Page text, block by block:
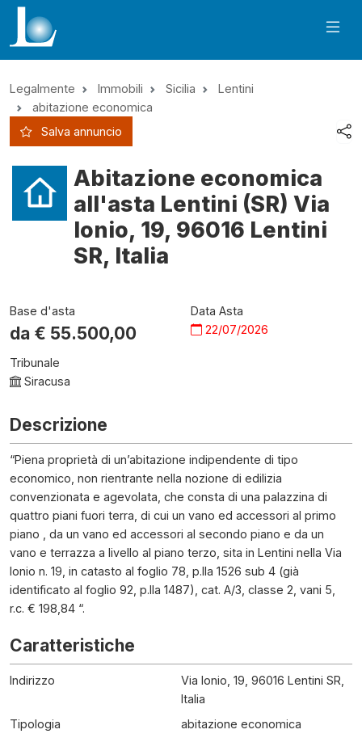
Legalmente Immobili Sicilia
Lentini
abitazione economica
Salva annuncio
Abitazione economica
all'asta Lentini (SR) Via
Ionio, 19, 96016 Lentini
SR, Italia
Base d'asta
da € 55.500,00
Data Asta
22/07/2026
Tribunale
Siracusa
Descrizione
“Piena proprietà di un’abitazione indipendente di tipo
economico, non rientrante nella nozione di edilizia
convenzionata e agevolata, che consta di una palazzina di
quattro piani fuori terra, di cui un vano ed accessori al primo
piano , da un vano ed accessori al secondo piano e da un
vano e terrazza a livello al piano terzo, sita in Lentini nella Via
Ionio n. 19, in catasto al foglio 78, p.lla 1526 sub 4 (già
identificato al foglio 92, p.lla 1487), cat. A/3, classe 2, vani 5,
r.c. € 198,84 “.
Caratteristiche
Indirizzo
Via Ionio, 19, 96016 Lentini SR,
Italia
Tipologia
abitazione economica